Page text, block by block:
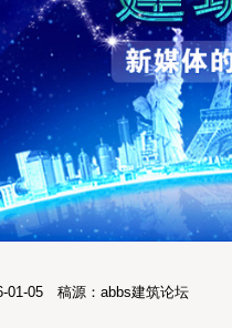
01-05 稿源：abbs建筑论坛